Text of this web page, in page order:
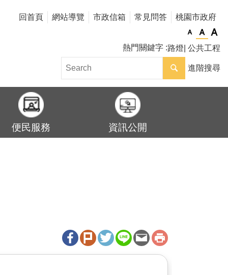
回首頁
網站導覽 市政信箱 常見問答 桃園市政府
熱門關鍵字 路燈 公共工程
進階搜尋
便民服務 資訊公開